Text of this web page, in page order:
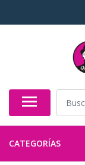
CATEGORÍAS